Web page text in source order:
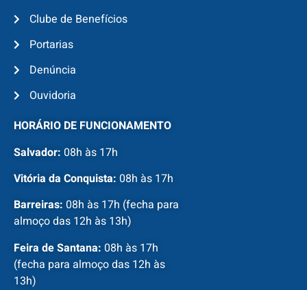
Clube de Benefícios
Portarias
Denúncia
Ouvidoria
HORÁRIO DE FUNCIONAMENTO
Salvador: 08h às 17h
Vitória da Conquista: 08h às 17h
Barreiras: 08h às 17h (fecha para
almoço das 12h às 13h)
Feira de Santana: 08h às 17h
(fecha para almoço das 12h às
13h)